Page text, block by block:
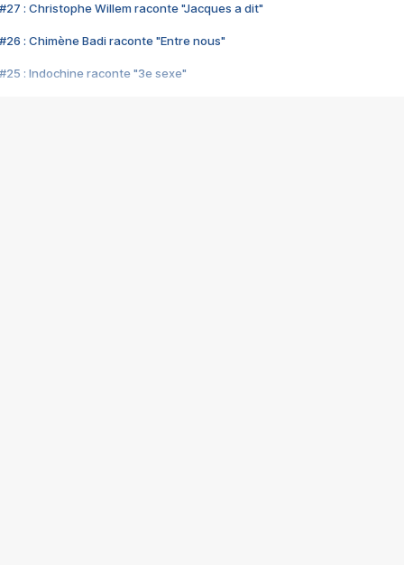
#27 : Christophe Willem raconte "Jacques a dit"
#26 : Chimène Badi raconte "Entre nous"
#25 : Indochine raconte "3e sexe"